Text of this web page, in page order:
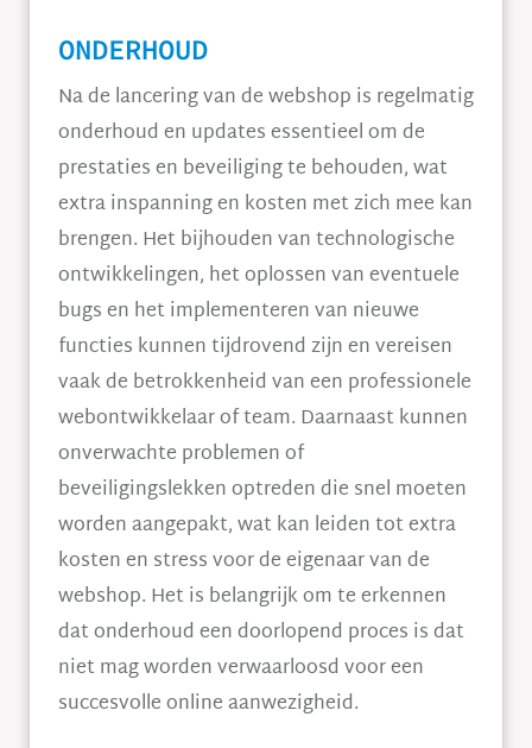
ONDERHOUD
Na de lancering van de webshop is regelmatig
onderhoud en updates essentieel om de
prestaties en beveiliging te behouden, wat
extra inspanning en kosten met zich mee kan
brengen. Het bijhouden van technologische
ontwikkelingen, het oplossen van eventuele
bugs en het implementeren van nieuwe
functies kunnen tijdrovend zijn en vereisen
vaak de betrokkenheid van een professionele
webontwikkelaar of team. Daarnaast kunnen
onverwachte problemen of
beveiligingslekken optreden die snel moeten
worden aangepakt, wat kan leiden tot extra
kosten en stress voor de eigenaar van de
webshop. Het is belangrijk om te erkennen
dat onderhoud een doorlopend proces is dat
niet mag worden verwaarloosd voor een
succesvolle online aanwezigheid.